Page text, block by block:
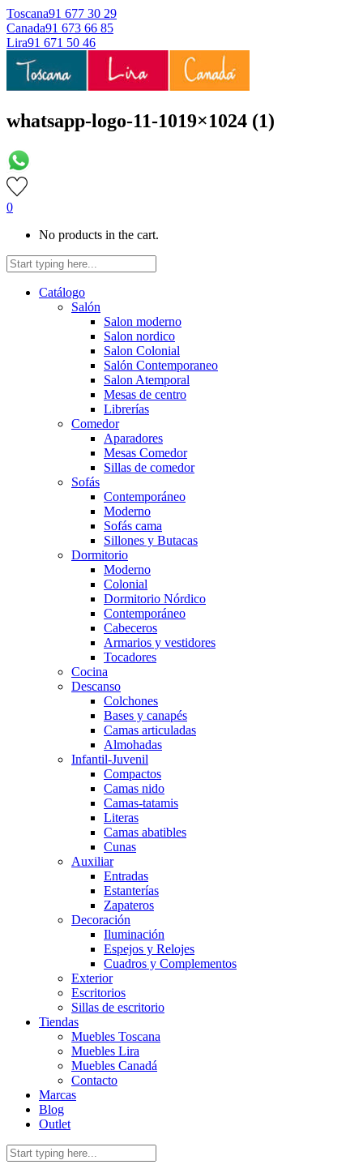
Toscana91 677 30 29
Canada91 673 66 85
Lira91 671 50 46
whatsapp-logo-11-1019×1024 (1)
0
No products in the cart.
Catálogo
Salón
Salon moderno
Salon nordico
Salon Colonial
Salón Contemporaneo
Salon Atemporal
Mesas de centro
Librerías
Comedor
Aparadores
Mesas Comedor
Sillas de comedor
Sofás
Contemporáneo
Moderno
Sofás cama
Sillones y Butacas
Dormitorio
Moderno
Colonial
Dormitorio Nórdico
Contemporáneo
Cabeceros
Armarios y vestidores
Tocadores
Cocina
Descanso
Colchones
Bases y canapés
Camas articuladas
Almohadas
Infantil-Juvenil
Compactos
Camas nido
Camas-tatamis
Literas
Camas abatibles
Cunas
Auxiliar
Entradas
Estanterías
Zapateros
Decoración
Iluminación
Espejos y Relojes
Cuadros y Complementos
Exterior
Escritorios
Sillas de escritorio
Tiendas
Muebles Toscana
Muebles Lira
Muebles Canadá
Contacto
Marcas
Blog
Outlet